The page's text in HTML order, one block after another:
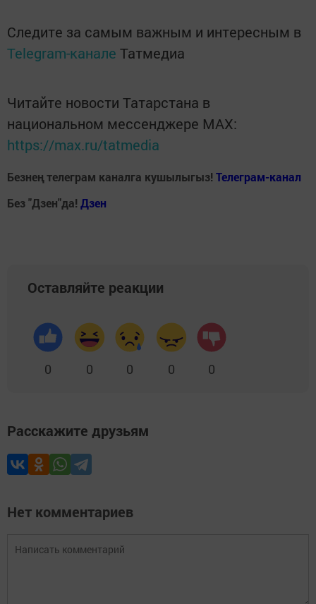
Следите за самым важным и интересным в
Telegram-канале Татмедиа
Читайте новости Татарстана в
национальном мессенджере MАХ:
https://max.ru/tatmedia
Безнең телеграм каналга кушылыгыз! Телеграм-канал
Без "Дзен"да! Дзен
Оставляйте реакции
0 0 0 0 0
Расскажите друзьям
Нет комментариев